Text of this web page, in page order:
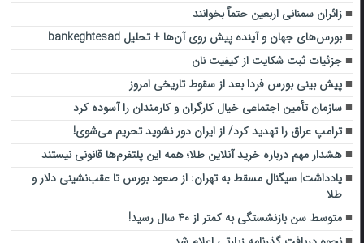
زائران سمنانی اربعین حتماً بخوانند
بورس‌های جهان و آینده پیش روی آن‌ها + تحلیل bankeghtesad
جزئیات ثبت شکایت از کیفیت نان
پیش بینی بورس فردا بعد از سقوط تاریخی امروز
سازمان تأمین اجتماعی خیال کارگران و کارمندان را آسوده کرد
ترامپ عراق را تهدید کرد/ از ایران دور نشوید تحریم می‌شوی!
هشدار مهم درباره خرید آنلاین طلا؛ همه این پلتفرم‌ها قانونی نیستند
یادداشت| سیگنال مسقط به تهران: از صعود بورس تا عقب‌نشینی دلار و
طلا
متوسط سن بازنشستگی به کمتر از ۴۰ سال رسید!